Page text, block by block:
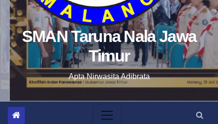
SMAN Taruna Nala Jawa
Timur
Apta Nirwasita Adibrata